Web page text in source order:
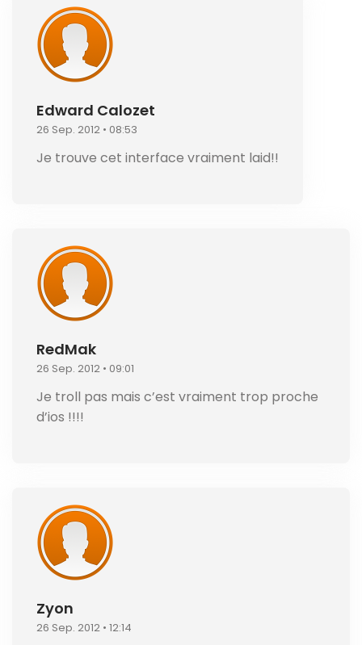
Edward Calozet
26 Sep. 2012 • 08:53
Je trouve cet interface vraiment laid!!
RedMak
26 Sep. 2012 • 09:01
Je troll pas mais c’est vraiment trop proche
d’ios !!!!
Zyon
26 Sep. 2012 • 12:14